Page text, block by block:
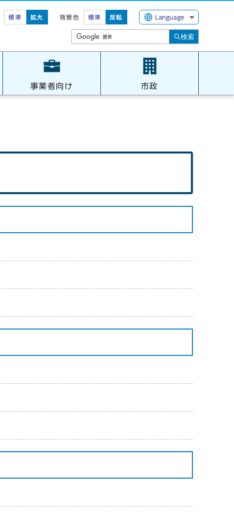
標準 拡大 背景色 標準 反転 Language
検索
事業者向け 市政